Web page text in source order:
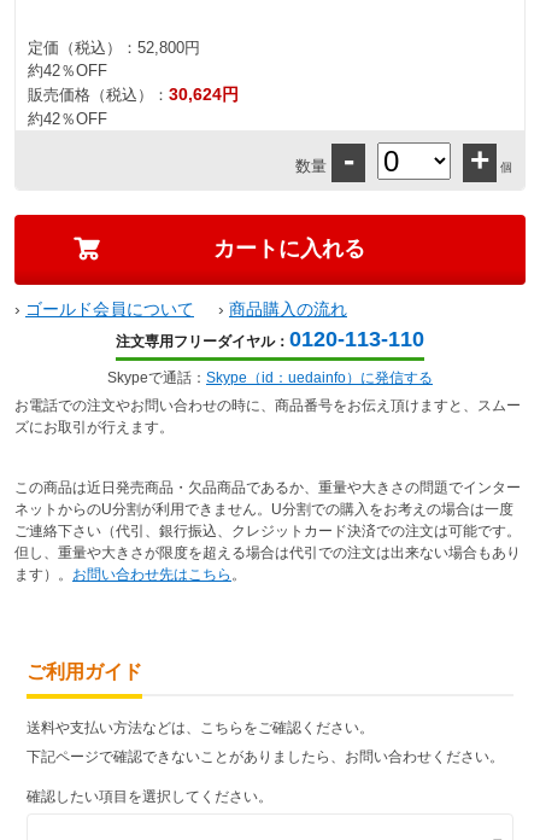
定価（税込）： 52,800円
約42％OFF
販売価格（税込）： 30,624円
約42％OFF
数量 - + 個
› ゴールド会員について › 商品購入の流れ
注文専用フリーダイヤル： 0120-113-110
Skypeで通話： Skype（id：uedainfo）に発信する
お電話での注文やお問い合わせの時に、商品番号をお伝え頂けますと、スムー
ズにお取引が行えます。
この商品は近日発売商品・欠品商品であるか、重量や大きさの問題でインター
ネットからのU分割が利用できません。U分割での購入をお考えの場合は一度
ご連絡下さい（代引、銀行振込、クレジットカード決済での注文は可能です。
但し、重量や大きさが限度を超える場合は代引での注文は出来ない場合もあり
ます）。 お問い合わせ先はこちら 。
ご利用ガイド
送料や支払い方法などは、こちらをご確認ください。
下記ページで確認できないことがありましたら、お問い合わせください。
確認したい項目を選択してください。